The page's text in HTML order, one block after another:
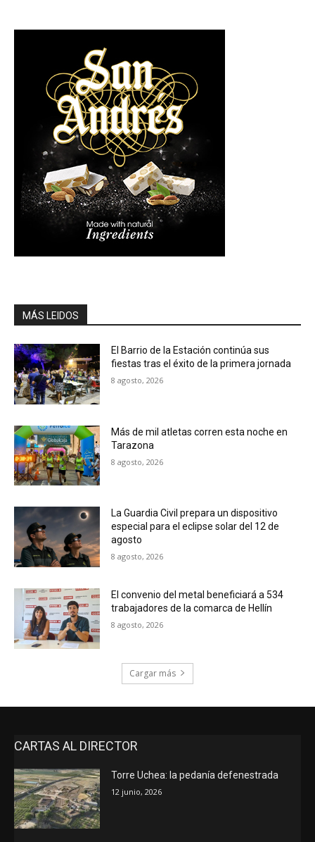
MÁS LEIDOS
El Barrio de la Estación continúa sus
fiestas tras el éxito de la primera jornada
8 agosto, 2026
Más de mil atletas corren esta noche en
Tarazona
8 agosto, 2026
La Guardia Civil prepara un dispositivo
especial para el eclipse solar del 12 de
agosto
8 agosto, 2026
El convenio del metal beneficiará a 534
trabajadores de la comarca de Hellín
8 agosto, 2026
Cargar más
CARTAS AL DIRECTOR
Torre Uchea: la pedanía defenestrada
12 junio, 2026